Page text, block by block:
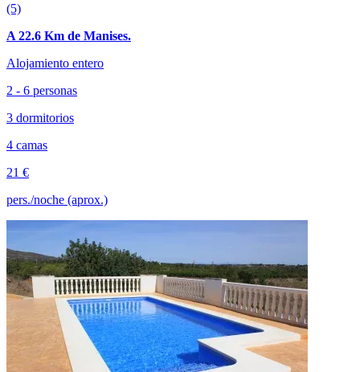
(5)
A 22.6 Km de Manises.
Alojamiento entero
2 - 6 personas
3 dormitorios
4 camas
21 €
pers./noche (aprox.)